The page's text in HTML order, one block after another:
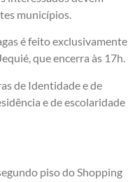
municípios.
é feito exclusivamente
que encerra às 17h.
de Identidade e de
e de escolaridade
piso do Shopping